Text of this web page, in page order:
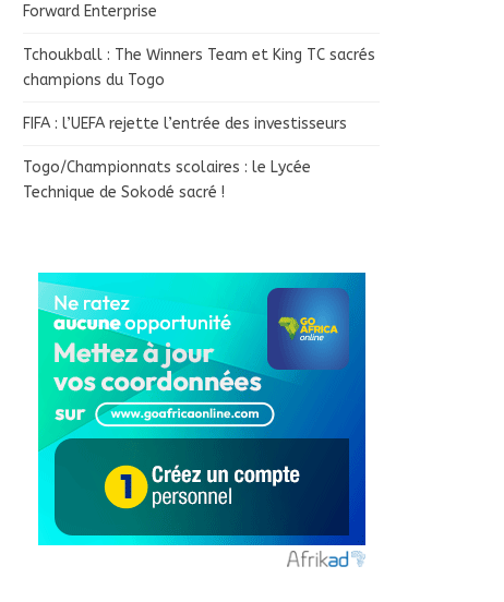
Forward Enterprise
Tchoukball : The Winners Team et King TC sacrés
champions du Togo
FIFA : l’UEFA rejette l’entrée des investisseurs
Togo/Championnats scolaires : le Lycée
Technique de Sokodé sacré !